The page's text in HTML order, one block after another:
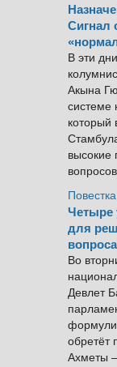
Сигнал
В эти
Акына
системе
который
высокие
Четыре
для
вопроса
Во
Девлет
обретёт
Ахметы